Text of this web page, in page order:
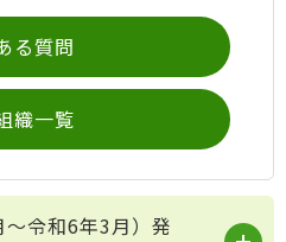
る質問
織一覧
令和6年3月）発